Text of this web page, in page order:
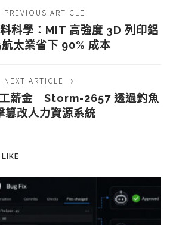
PREVIOUS ARTICLE
科學：MIT 高強度 3D 列印鋁
太業省下 90% 成本
NEXT ARTICLE
工薪金 Storm-2657 透過釣魚
篡改人力資源系統